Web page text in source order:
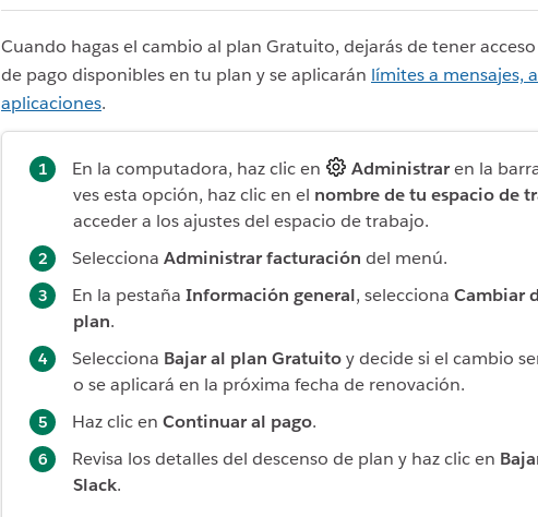
Cuando hagas el cambio al plan Gratuito, dejarás de tener
de pago disponibles en tu plan y se aplicarán límites a mensajes,
aplicaciones.
En la computadora, haz clic en Administraren la
ves esta opción, haz clic en el nombre de tu espacio de
acceder a los ajustes del espacio de trabajo.
Selecciona Administrar facturación del menú.
En la pestaña Información general, selecciona Cambiar
plan.
Selecciona Bajar al plan Gratuitoy decide si el cambio
o se aplicará en la próxima fecha de renovación.
Haz clic en Continuar al pago.
Revisa los detalles del descenso de plan y haz clic en
Slack.